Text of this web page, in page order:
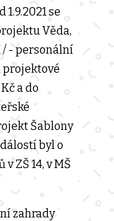
se
Věda,
/ - personální
projektové
a do
Šablony
byl o
ZŠ 14, v MŠ
zahrady